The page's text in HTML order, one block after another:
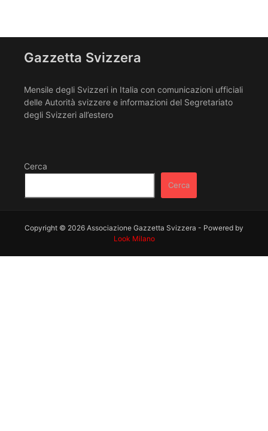
Gazzetta Svizzera
Mensile degli Svizzeri in Italia con comunicazioni ufficiali
delle Autorità svizzere e informazioni del Segretariato
degli Svizzeri all’estero
Cerca
Cerca
Copyright © 2026 Associazione Gazzetta Svizzera - Powered by
Look Milano